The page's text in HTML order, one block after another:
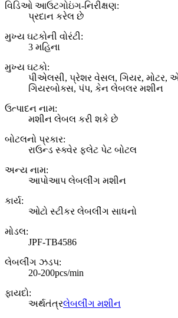
વિડિઓ આઉટગોઇંગ-નિરીક્ષણ:
પ્રદાન કરેલ છે
મુખ્ય ઘટકોની વોરંટી:
3 મહિના
મુખ્ય ઘટકો:
પીએલસી, પ્રેશર વેસલ, ગિયર, મોટર,
ગિયરબોક્સ, પંપ, કેન લેબલર મશીન
ઉત્પાદન નામ:
મશીન લેબલ કરી શકે છે
બોટલનો પ્રકાર:
રાઉન્ડ સ્ક્વેર ફ્લેટ પેટ બોટલ
અન્ય નામ:
આપોઆપ લેબલીંગ મશીન
કાર્ય:
ઓટો સ્ટીકર લેબલીંગ સાધનો
મોડલ:
JPF-TB4586
લેબલીંગ ઝડપ:
20-200pcs/min
ફાયદો:
અર્થતંત્રલેબલીંગ મશીન